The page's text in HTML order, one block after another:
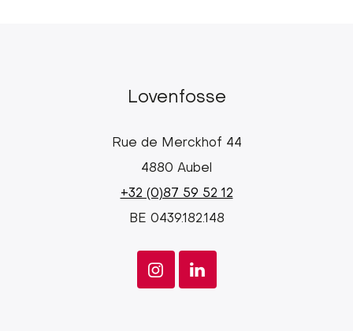
Lovenfosse
Rue de Merckhof 44
4880 Aubel
+32 (0)87 59 52 12
BE 0439.182.148